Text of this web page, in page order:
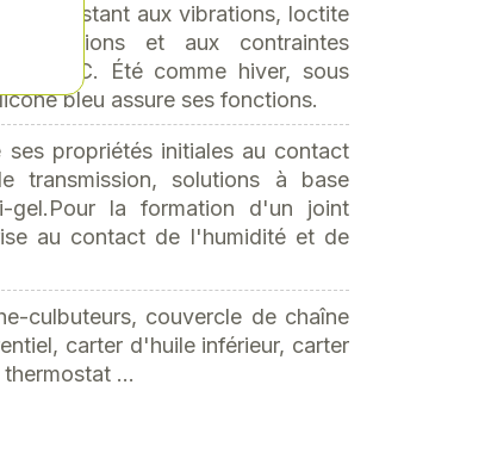
Résistant aux vibrations, loctite
dilatations et aux contraintes
+204°C. Été comme hiver, sous
bleu assure ses fonctions.
propriétés initiales au contact
transmission, solutions à base
la formation d'un joint
au contact de l'humidité et de
culbuteurs, couvercle de chaîne
carter d'huile inférieur, carter
...